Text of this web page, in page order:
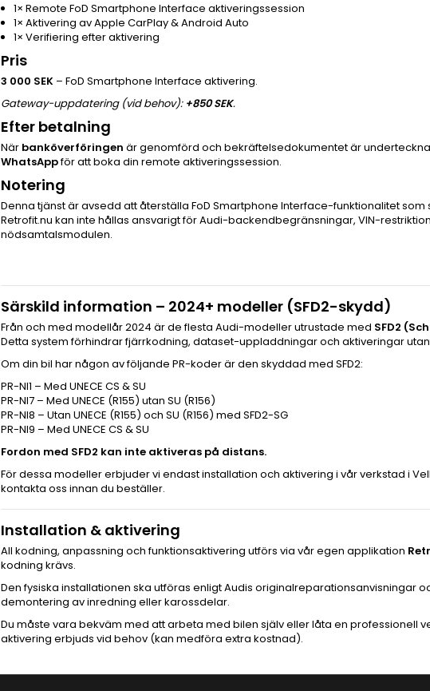
1× Remote FoD Smartphone Interface aktiveringssession
1× Aktivering av Apple CarPlay & Android Auto
1× Verifiering efter aktivering
Pris
3 000 SEK – FoD Smartphone Interface aktivering.
Gateway-uppdatering (vid behov): +850 SEK.
Efter betalning
När banköverföringen är genomförd och bekräftelsedokumentet är
WhatsAppför att boka din remote aktiveringssession.
Notering
Denna tjänst är avsedd att återställa FoD Smartphone Interface-funktionalitet som
Retrofit.nu kan inte hållas ansvarigt för Audi-backendbegränsningar, VIN-
nödsamtalsmodulen.
Särskild information – 2024+ modeller (SFD2-skydd)
Från och med modellår 2024 är de flesta Audi-modeller utrustade med SFD2
Detta system förhindrar fjärrkodning, dataset-uppladdningar och aktiveringar
Om din bil har någon av följande PR-koder är den skyddad med SFD2:
PR-NI1 – Med UNECE CS & SU
PR-NI7 – Med UNECE (R155) utan SU (R156)
PR-NI8 – Utan UNECE (R155) och SU (R156) med SFD2-SG
PR-NI9 – Med UNECE CS & SU
Fordon med SFD2 kan inte aktiveras på distans.
För dessa modeller erbjuder vi endast installation och aktivering i vår verkstad i
kontakta oss innan du beställer.
Installation & aktivering
All kodning, anpassning och funktionsaktivering utförs via vår egen applikation
kodning krävs.
Den fysiska installationen ska utföras enligt Audis originalreparationsanvisningar
demontering av inredning eller karossdelar.
Du måste vara bekväm med att arbeta med bilen själv eller låta en professionell
aktivering erbjuds vid behov (kan medföra extra kostnad).